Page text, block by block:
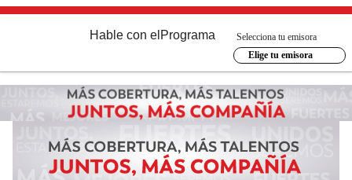
Hable con el Programa
Selecciona tu emisora
Elige tu emisora